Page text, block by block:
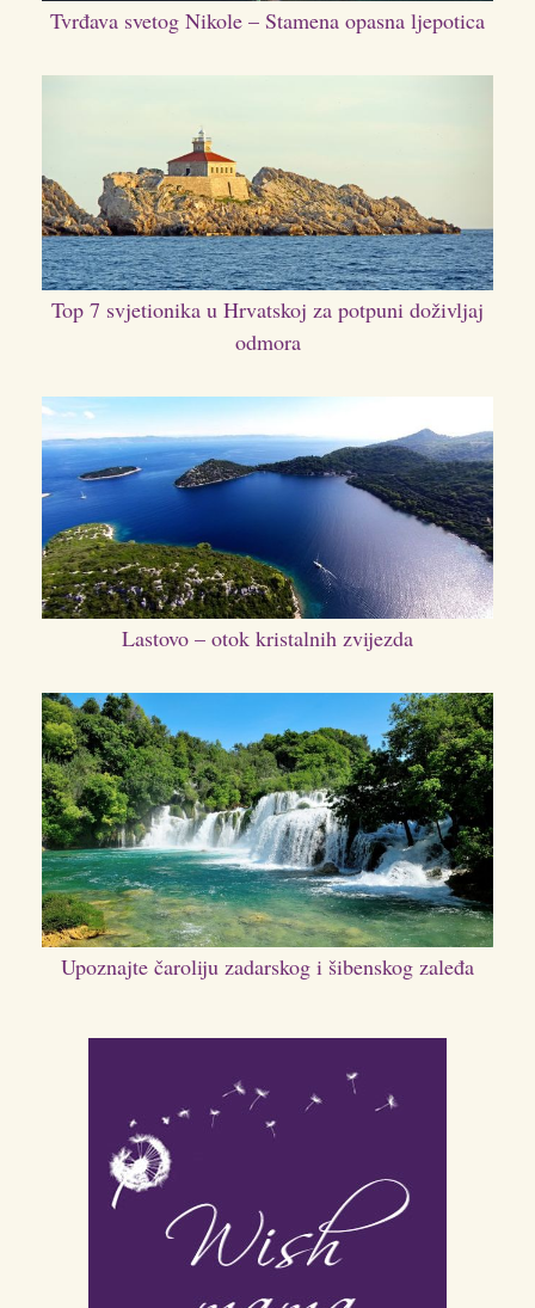
Tvrđava svetog Nikole – Stamena opasna ljepotica
Top 7 svjetionika u Hrvatskoj za potpuni doživljaj
odmora
Lastovo – otok kristalnih zvijezda
Upoznajte čaroliju zadarskog i šibenskog zaleđa